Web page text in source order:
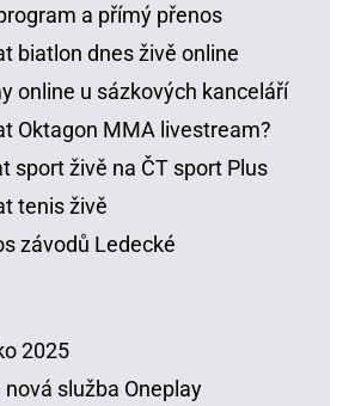
a přímý přenos
biatlon dnes živě online
online u sázkových kanceláří
Oktagon MMA livestream?
sport živě na ČT sport Plus
tenis živě
závodů Ledecké
2025
služba Oneplay